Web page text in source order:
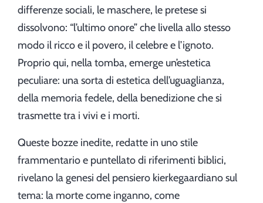
differenze sociali, le maschere, le pretese si
dissolvono: “l’ultimo onore” che livella allo stesso
modo il ricco e il povero, il celebre e l’ignoto.
Proprio qui, nella tomba, emerge un’estetica
peculiare: una sorta di estetica dell’uguaglianza,
della memoria fedele, della benedizione che si
trasmette tra i vivi e i morti.
Queste bozze inedite, redatte in uno stile
frammentario e puntellato di riferimenti biblici,
rivelano la genesi del pensiero kierkegaardiano sul
tema: la morte come inganno, come